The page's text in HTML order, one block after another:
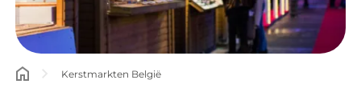
Kerstmarkten België